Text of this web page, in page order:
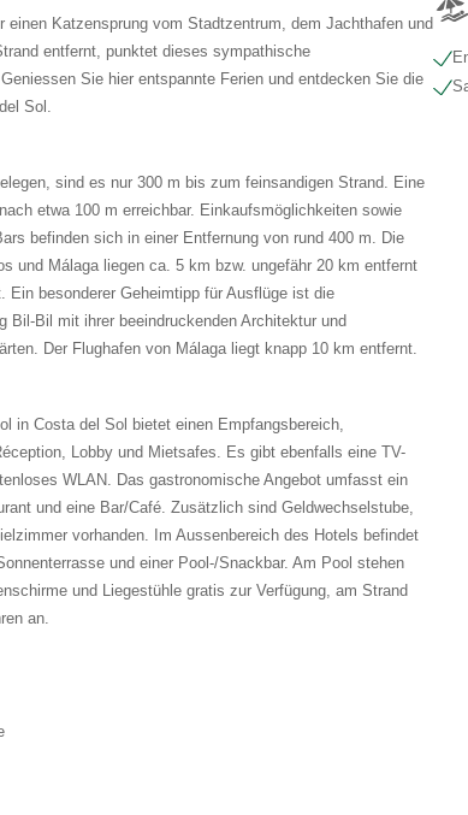
einen Katzensprung vom Stadtzentrum, dem Jachthafen und
entfernt, punktet dieses sympathische
Sie hier entspannte Ferien und entdecken Sie die
Sol.
sind es nur 300 m bis zum feinsandigen Strand. Eine
etwa 100 m erreichbar. Einkaufsmöglichkeiten sowie
befinden sich in einer Entfernung von rund 400 m. Die
und Málaga liegen ca. 5 km bzw. ungefähr 20 km entfernt
Ein besonderer Geheimtipp für Ausflüge ist die
Bil-Bil mit ihrer beeindruckenden Architektur und
Der Flughafen von Málaga liegt knapp 10 km entfernt.
in Costa del Sol bietet einen Empfangsbereich,
Lobby und Mietsafes. Es gibt ebenfalls eine TV-
WLAN. Das gastronomische Angebot umfasst ein
und eine Bar/Café. Zusätzlich sind Geldwechselstube,
vorhanden. Im Aussenbereich des Hotels befindet
und einer Pool-/Snackbar. Am Pool stehen
und Liegestühle gratis zur Verfügung, am Strand
an.